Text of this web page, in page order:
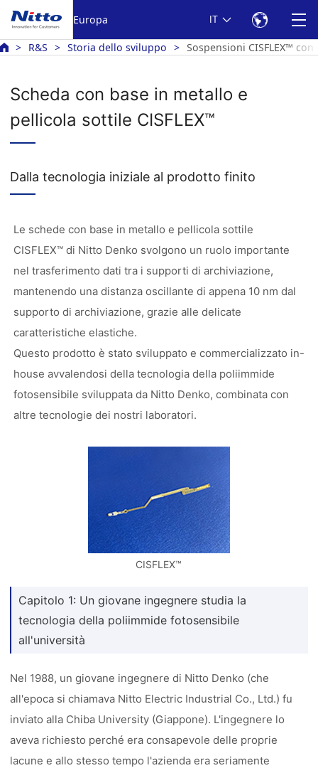
Europa IT
R&S Storia dello sviluppo Sospensioni CISFLEX™
Scheda con base in metallo e
pellicola sottile CISFLEX™
Dalla tecnologia iniziale al prodotto finito
Le schede con base in metallo e pellicola sottile
CISFLEX™ di Nitto Denko svolgono un ruolo importante
nel trasferimento dati tra i supporti di archiviazione,
mantenendo una distanza oscillante di appena 10 nm dal
supporto di archiviazione, grazie alle delicate
caratteristiche elastiche.
Questo prodotto è stato sviluppato e commercializzato in-
house avvalendosi della tecnologia della poliimmide
fotosensibile sviluppata da Nitto Denko, combinata con
altre tecnologie dei nostri laboratori.
CISFLEX™
Capitolo 1: Un giovane ingegnere studia la
tecnologia della poliimmide fotosensibile
all'università
Nel 1988, un giovane ingegnere di Nitto Denko (che
all'epoca si chiamava Nitto Electric Industrial Co., Ltd.) fu
inviato alla Chiba University (Giappone). L'ingegnere lo
aveva richiesto perché era consapevole delle proprie
lacune e allo stesso tempo l'azienda era seriamente